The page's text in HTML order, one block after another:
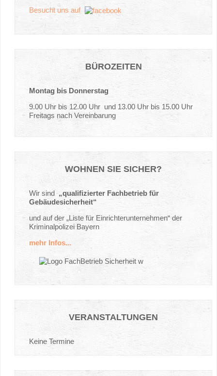
Besucht uns auf
BÜROZEITEN
Montag bis Donnerstag
9.00 Uhr bis 12.00 Uhr und 13.00 Uhr bis 15.00 Uhr
Freitags nach Vereinbarung
WOHNEN SIE SICHER?
Wir sind„qualifizierter Fachbetrieb für
Gebäudesicherheit“
und auf der „Liste für Einrichterunternehmen“ der
Kriminalpolizei Bayern
mehr Infos...
VERANSTALTUNGEN
Keine Termine